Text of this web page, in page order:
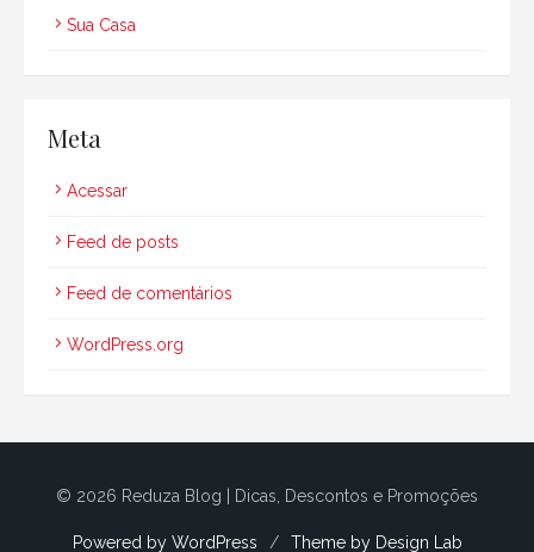
Sua Casa
Meta
Acessar
Feed de posts
Feed de comentários
WordPress.org
© 2026 Reduza Blog | Dicas, Descontos e Promoções
Powered by WordPress / Theme by Design Lab